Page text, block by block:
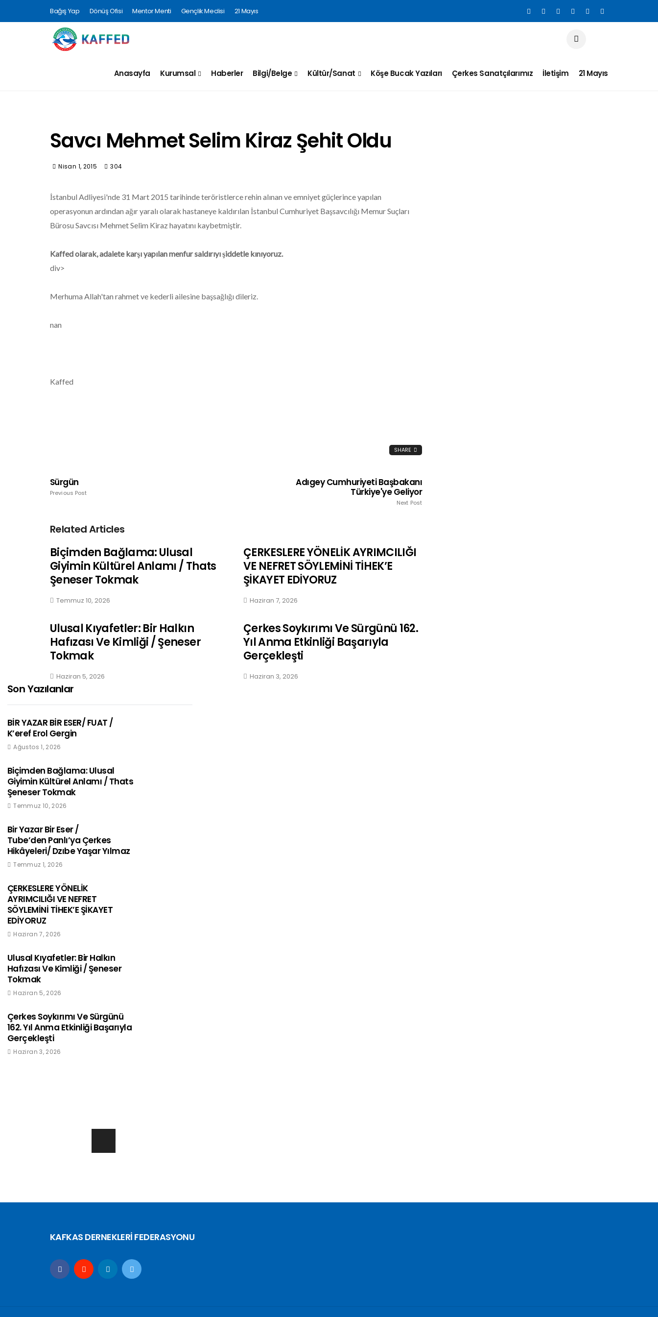
Bağış Yap Dönüş Ofisi Mentor Menti Gençlik Meclisi 21 Mayıs
Anasayfa Kurumsal Haberler Bilgi/Belge Kültür/Sanat Köşe Bucak Yazıları Çerkes Sanatçılarımız İletişim 21 Mayıs
Savcı Mehmet Selim Kiraz Şehit Oldu
Nisan 1, 2015 304
İstanbul Adliyesi'nde 31 Mart 2015 tarihinde teröristlerce rehin alınan ve emniyet güçlerince yapılan
operasyonun ardından ağır yaralı olarak hastaneye kaldırılan İstanbul Cumhuriyet Başsavcılığı Memur Suçları
Bürosu Savcısı Mehmet Selim Kiraz hayatını kaybetmiştir.
Kaffed olarak, adalete karşı yapılan menfur saldırıyı şiddetle kınıyoruz.
div>
Merhuma Allah'tan rahmet ve kederli ailesine başsağlığı dileriz.
nan
Kaffed
SHARE
Sürgün
Previous Post
Adıgey Cumhuriyeti Başbakanı
Türkiye'ye Geliyor
Next Post
Related Articles
Biçimden Bağlama: Ulusal
Giyimin Kültürel Anlamı / Thats
Şeneser Tokmak
Temmuz 10, 2026
ÇERKESLERE YÖNELİK AYRIMCILIĞI
VE NEFRET SÖYLEMİNİ TİHEK’E
ŞİKAYET EDİYORUZ
Haziran 7, 2026
Ulusal Kıyafetler: Bir Halkın
Hafızası Ve Kimliği / Şeneser
Tokmak
Haziran 5, 2026
Çerkes Soykırımı Ve Sürgünü 162.
Yıl Anma Etkinliği Başarıyla
Gerçekleşti
Haziran 3, 2026
Son Yazılanlar
BİR YAZAR BİR ESER/ FUAT /
K’eref Erol Gergin
Ağustos 1, 2026
Biçimden Bağlama: Ulusal
Giyimin Kültürel Anlamı / Thats
Şeneser Tokmak
Temmuz 10, 2026
Bir Yazar Bir Eser /
Tube’den Panlı’ya Çerkes
Hikâyeleri/ Dzıbe Yaşar Yılmaz
Temmuz 1, 2026
ÇERKESLERE YÖNELİK
AYRIMCILIĞI VE NEFRET
SÖYLEMİNİ TİHEK’E ŞİKAYET
EDİYORUZ
Haziran 7, 2026
Ulusal Kıyafetler: Bir Halkın
Hafızası Ve Kimliği / Şeneser
Tokmak
Haziran 5, 2026
Çerkes Soykırımı Ve Sürgünü
162. Yıl Anma Etkinliği Başarıyla
Gerçekleşti
Haziran 3, 2026
KAFKAS DERNEKLERİ FEDERASYONU